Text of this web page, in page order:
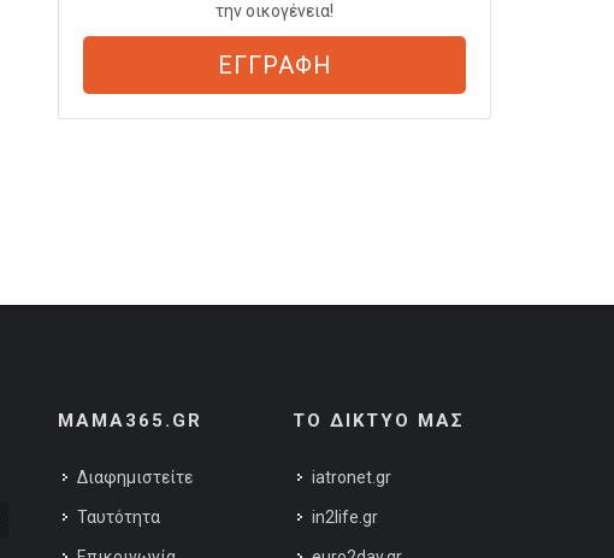
την οικογένεια!
ΕΓΓΡΑΦΗ
MAMA365.GR
Διαφημιστείτε
Ταυτότητα
ΤΟ ΔΙΚΤΥΟ ΜΑΣ
iatronet.gr
in2life.gr